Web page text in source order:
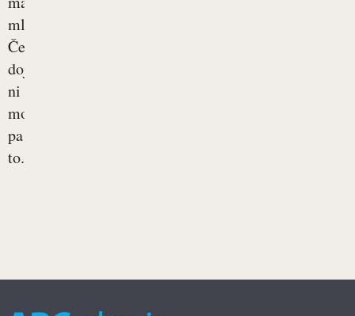
mleka.
Če
dojenje
ni
mogoče,
pa
to...